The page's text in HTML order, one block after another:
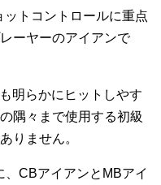
トコントロールに重点
ーヤーのアイアンで
明らかにヒットしやす
隅々まで使用する初級
りません。
CBアイアンとMBアイ